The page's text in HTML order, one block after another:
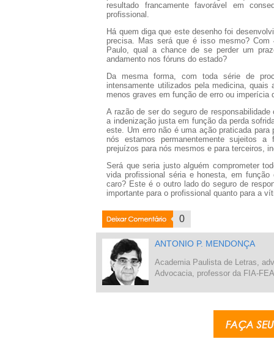
resultado francamente favorável em
profissional.
Há quem diga que este desenho foi
precisa. Mas será que é isso mesmo?
Paulo, qual a chance de se perder um
andamento nos fóruns do estado?
Da mesma forma, com toda série de
intensamente utilizados pela medicina,
menos graves em função de erro ou imperícia
A razão de ser do seguro de
a indenização justa em função da perda
este. Um erro não é uma ação praticada
nós estamos permanentemente sujeitos
prejuízos para nós mesmos e para terceiros,
Será que seria justo alguém comprometer
vida profissional séria e honesta, em
caro? Este é o outro lado do seguro de
importante para o profissional quanto para a
Deixar
Coment�rio
0
ANTONIO P. MENDONÇA
Academia Paulista de Letras,
Advocacia, professor da FIA-